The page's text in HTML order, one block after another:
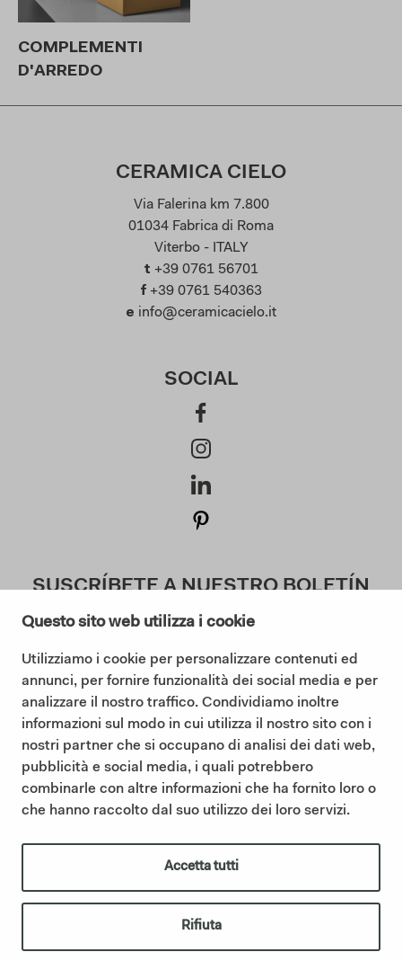
Questo sito web utilizza i cookie
Utilizziamo i cookie per personalizzare contenuti ed
annunci, per fornire funzionalità dei social media e per
analizzare il nostro traffico. Condividiamo inoltre
informazioni sul modo in cui utilizza il nostro sito con i
nostri partner che si occupano di analisi dei dati web,
pubblicità e social media, i quali potrebbero
combinarle con altre informazioni che ha fornito loro o
che hanno raccolto dal suo utilizzo dei loro servizi.
Accetta tutti
Rifiuta
COMPLEMENTI
D'ARREDO
CERAMICA CIELO
Via Falerina km 7.800
01034 Fabrica di Roma
Viterbo - ITALY
t +39 0761 56701
f +39 0761 540363
e info@ceramicacielo.it
SOCIAL
SUSCRÍBETE A NUESTRO BOLETÍN
Doy mi consentimiento a la Política de Privacidad (
Lea nuestra Política de Privacidad)
©2025 Ceramica Cielo |Cookie policy|Privacy policy|
IT01622510566 | Ceramica Cielo forma parte del Grupo Mittel a
italianbathroomdesign.com
créditos|IBD